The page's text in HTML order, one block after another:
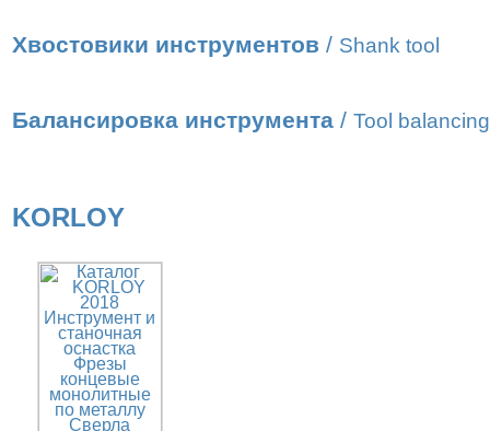
Хвостовики инструментов / Shank tool
Балансировка инструмента / Tool balancing
KORLOY